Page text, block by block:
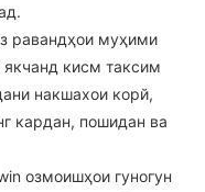
равандҳои муҳими
кисм таксим
накшахои корй,
кардан, пошидан ва
озмоишҳои гуногун